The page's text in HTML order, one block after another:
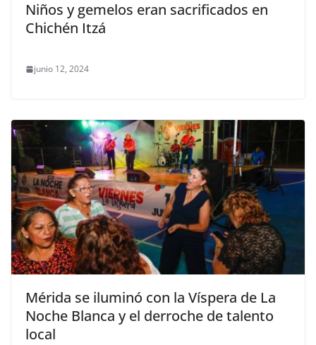
Niños y gemelos eran sacrificados en
Chichén Itzá
junio 12, 2024
Mérida se iluminó con la Víspera de La
Noche Blanca y el derroche de talento
local